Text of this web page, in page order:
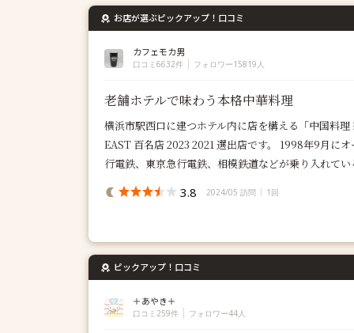
お店が選ぶピックアップ！口コミ
カフェモカ男
口コミ6632件 フォロワー15819人
老舗ホテルで味わう本格中華料理
横浜市駅西口に建つホテル内に店を構える「中国料
EAST 百名店 2023 2021 選出店です。 1998年9月に
行電鉄、東京急行電鉄、相模鉄道などが乗り入れて
3.8 2024/05 訪問 1回
ピックアップ！口コミ
＋あやき＋
口コミ259件 フォロワー44人